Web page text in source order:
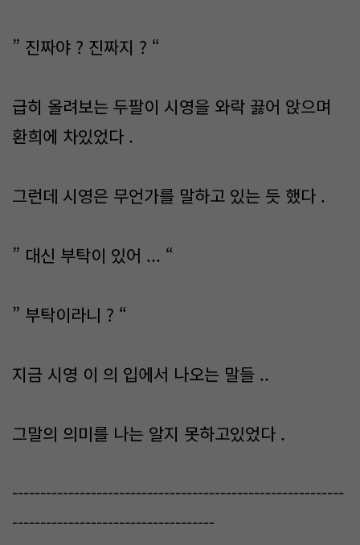
” 진짜야 ? 진짜지 ? “
급히 올려보는 두팔이 시영을 와락 끓어 앉으며
환희에 차있었다 .
그런데 시영은 무언가를 말하고 있는 듯 했다 .
” 대신 부탁이 있어 ... “
” 부탁이라니 ? “
지금 시영 이 의 입에서 나오는 말들 ..
그말의 의미를 나는 알지 못하고있었다 .
-----------------------------------------------------------
------------------------------------